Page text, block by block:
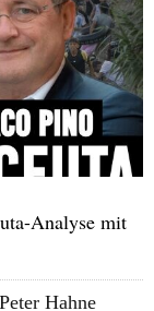
Analyse mit
Hahne